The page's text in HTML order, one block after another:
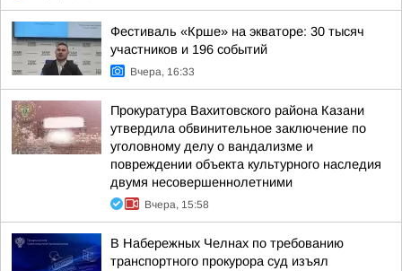
Фестиваль «Крше» на экваторе: 30 тысяч
участников и 196 событий
Вчера, 16:33
Прокуратура Вахитовского района Казани
утвердила обвинительное заключение по
уголовному делу о вандализме и
повреждении объекта культурного наследия
двумя несовершеннолетними
Вчера, 15:58
В Набережных Челнах по требованию
транспортного прокурора суд изъял